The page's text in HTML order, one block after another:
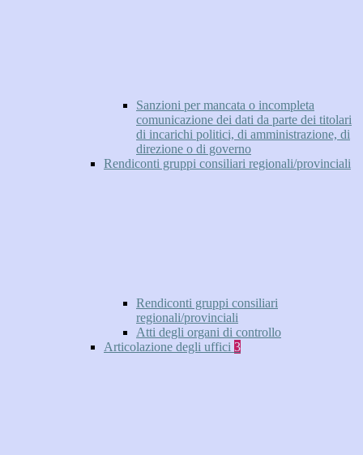
Sanzioni per mancata o incompleta
comunicazione dei dati da parte dei titolari
di incarichi politici, di amministrazione, di
direzione o di governo
Rendiconti gruppi consiliari regionali/provinciali
Rendiconti gruppi consiliari
regionali/provinciali
Atti degli organi di controllo
Articolazione degli uffici 3